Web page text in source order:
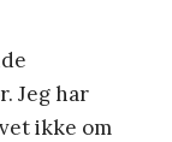
Jeg har
ikke om